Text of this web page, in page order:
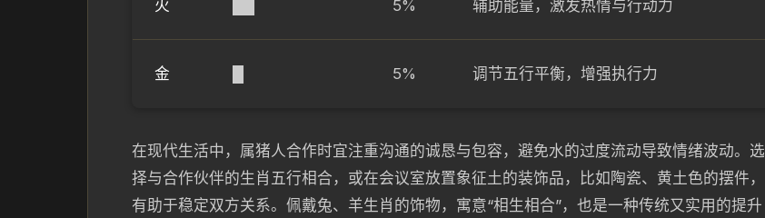
火 5% 辅助能量，激发热情与行动力
金 5% 调节五行平衡，增强执行力
在现代生活中，属猪人合作时宜注重沟通的诚恳与包容，避免水的过度流动导致情绪波动。选
择与合作伙伴的生肖五行相合，或在会议室放置象征土的装饰品，比如陶瓷、黄土色的摆件，
有助于稳定双方关系。佩戴兔、羊生肖的饰物，寓意“相生相合”，也是一种传统又实用的提升